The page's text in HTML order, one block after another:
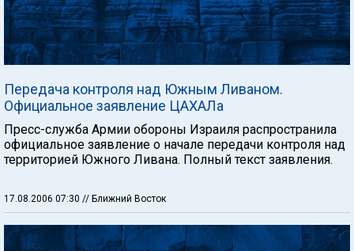
Передача контроля над Южным Ливаном.
Официальное заявление ЦАХАЛа
Пресс-служба Армии обороны Израиля распространила
официальное заявление о начале передачи контроля над
территорией Южного Ливана. Полный текст заявления.
17.08.2006 07:30 // Ближний Восток